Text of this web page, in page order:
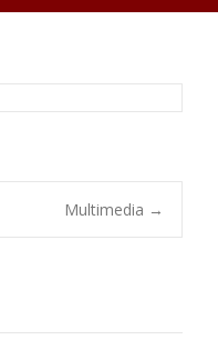
Multimedia →